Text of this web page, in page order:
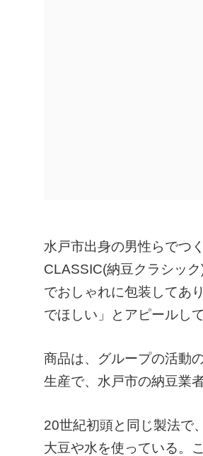
水戸市出身の男性らでつ
CLASSIC(納豆クラシッ
でおしゃれに包装してあ
でほしい」とアピールして
商品は、グループの活動
生産で、水戸市の納豆業
20世紀初頭と同じ製法で
大豆や水を使っている。